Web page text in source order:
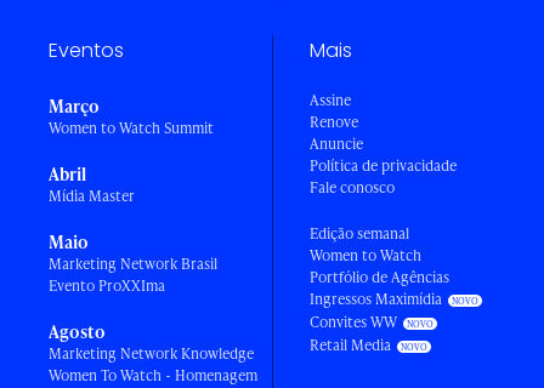
Eventos
Março
Women to Watch Summit
Abril
Mídia Master
Maio
Marketing Network Brasil
Evento ProXXIma
Agosto
Marketing Network Knowledge
Women To Watch - Homenagem
Mais
Assine
Renove
Anuncie
Política de privacidade
Fale conosco
Edição semanal
Women to Watch
Portfólio de Agências
Ingressos Maximídia
Convites WW
Retail Media